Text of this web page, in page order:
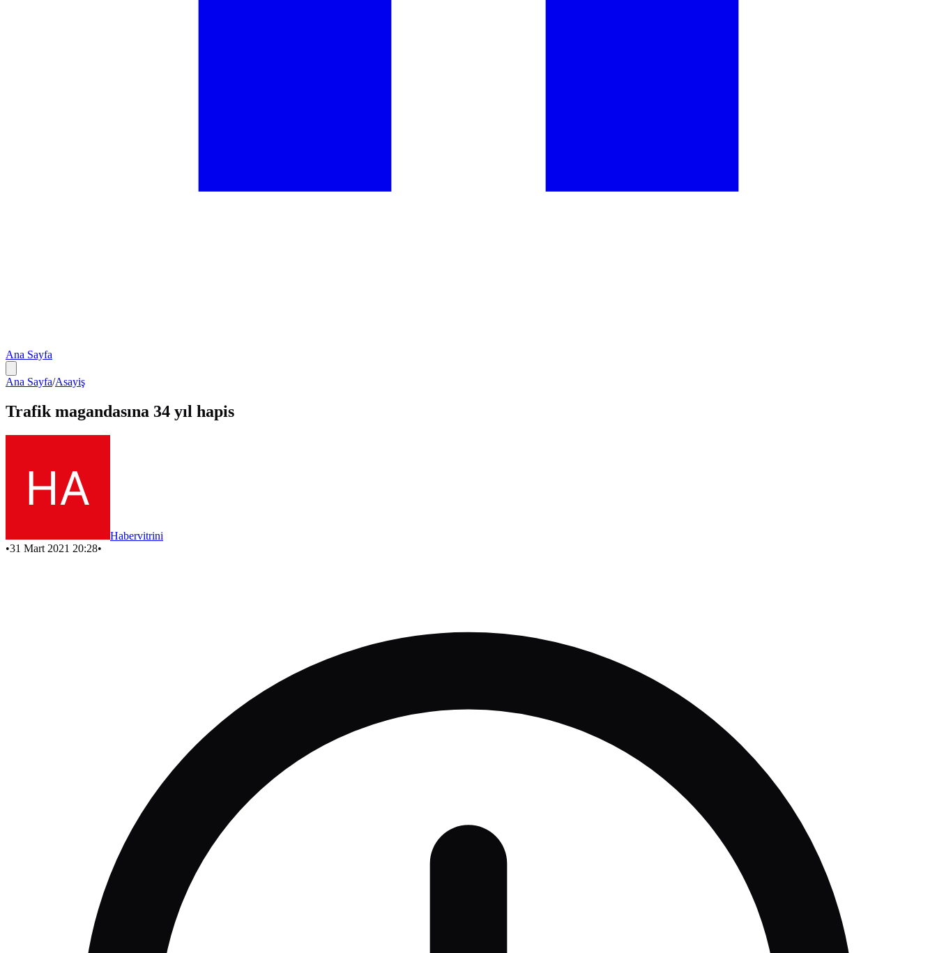
Ana Sayfa
Ana Sayfa/Asayiş
Trafik magandasına 34 yıl hapis
Habervitrini
•31 Mart 2021 20:28•